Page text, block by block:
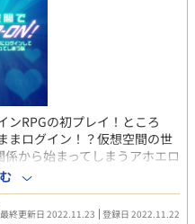
ンRPGの初プレイ！ところ
まログイン！？仮想空間の世
から始まってしまうアホエロ
ンライトノベルズ・pixivにも
最終更新日 2022.11.23 登録日 2022.11.22